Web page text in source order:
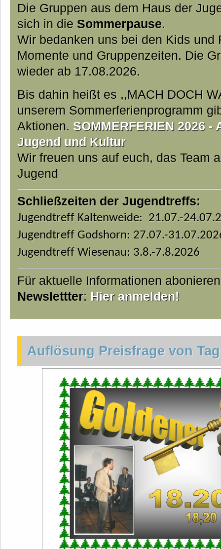
Die Gruppen aus dem Haus der
sich in die Sommerpause.
Wir bedanken uns bei den Kids und
Momente und Gruppenzeiten. Die
wieder ab 17.08.2026.
Bis dahin heißt es ,,MACH DOCH
unserem Sommerferienprogramm
Aktionen. SOMMERFERIEN 2026
Jugend und Kultur
Wir freuen uns auf euch, das Team
Jugend
Schließzeiten der Jugendtreffs:
Jugendtreff Kaltenweide: 21.07.-
Jugendtreff Godshorn: 27.07.-
Jugendtreff Wiesenau: 3.8.-7.8.2026
Für aktuelle Informationen
Newslettter: Hier anmelden!
Auflösung Preisfrage von